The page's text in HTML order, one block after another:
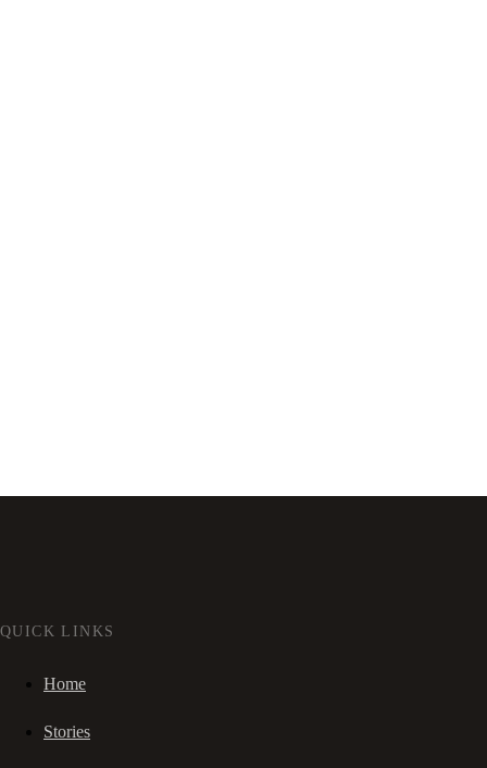
QUICK LINKS
Home
Stories